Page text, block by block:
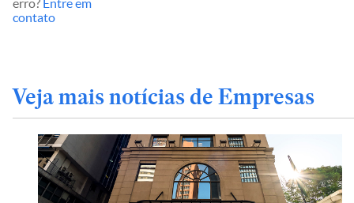
erro? Entre em
contato
Veja mais notícias de Empresas